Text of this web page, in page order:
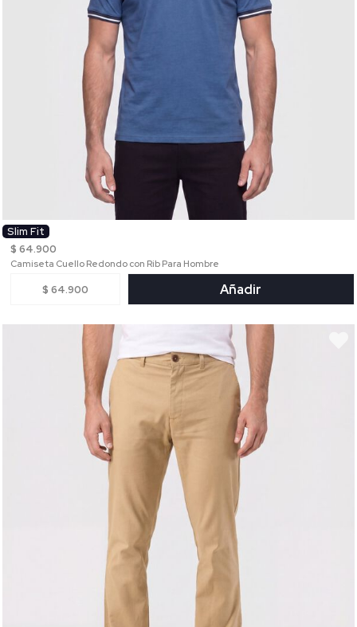
Slim Fit
$ 64.900
Camiseta Cuello Redondo con Rib Para Hombre
$ 64.900 Añadir